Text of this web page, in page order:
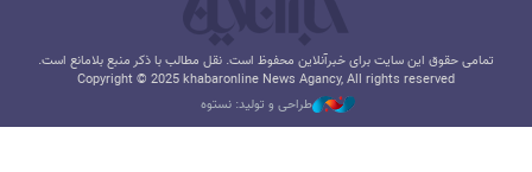
تمامی حقوق این سایت برای خبرآنلاین محفوظ است. نقل مطالب با ذکر منبع بلامانع است.
Copyright © 2025 khabaronline News Agancy, All rights reserved
طراحی و تولید: نستوه